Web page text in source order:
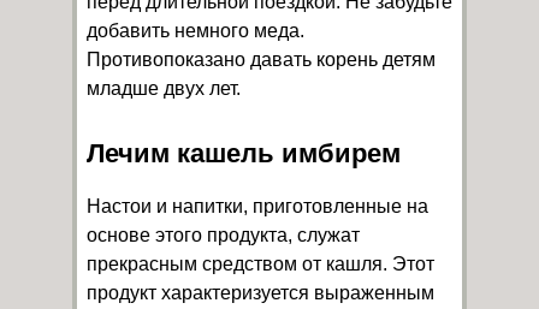
добавить немного меда.
Противопоказано давать корень детям
младше двух лет.
Лечим кашель имбирем
Настои и напитки, приготовленные на
основе этого продукта, служат
прекрасным средством от кашля. Этот
продукт характеризуется выраженным